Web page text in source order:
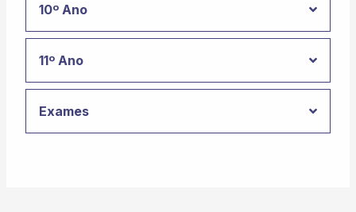
10º Ano
11º Ano
Exames